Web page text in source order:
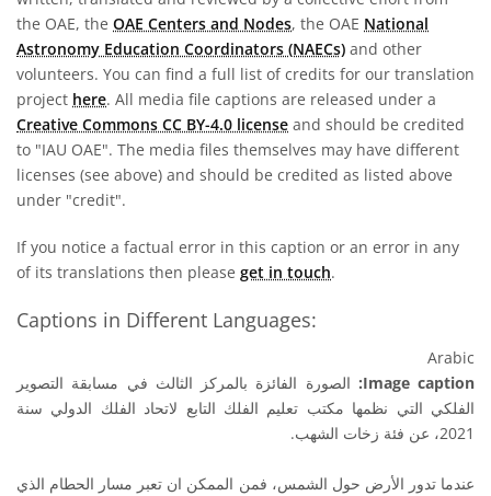
the OAE, the OAE Centers and Nodes, the OAE National
Astronomy Education Coordinators (NAECs) and other
volunteers. You can find a full list of credits for our translation
project here. All media file captions are released under a
Creative Commons CC BY-4.0 license and should be credited
to "IAU OAE". The media files themselves may have different
licenses (see above) and should be credited as listed above
under "credit".
If you notice a factual error in this caption or an error in any
of its translations then please get in touch.
Captions in Different Languages:
Arabic
Image caption:
الصورة الفائزة بالمركز الثالث في مسابقة التصوير
الفلكي التي نظمها مكتب تعليم الفلك التابع لاتحاد الفلك الدولي سنة
2021، عن فئة زخات الشهب.
عندما تدور الأرض حول الشمس، فمن الممكن ان تعبر مسار الحطام الذي